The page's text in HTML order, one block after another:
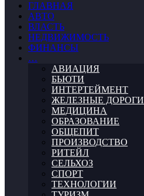
ГЛАВНАЯ
АВТО
ВЛАСТЬ
НЕДВИЖИМОСТЬ
ФИНАНСЫ
…
АВИАЦИЯ
БЬЮТИ
ИНТЕРТЕЙМЕНТ
ЖЕЛЕЗНЫЕ ДОРОГИ
МЕДИЦИНА
ОБРАЗОВАНИЕ
ОБЩЕПИТ
ПРОИЗВОДСТВО
РИТЕЙЛ
СЕЛЬХОЗ
СПОРТ
ТЕХНОЛОГИИ